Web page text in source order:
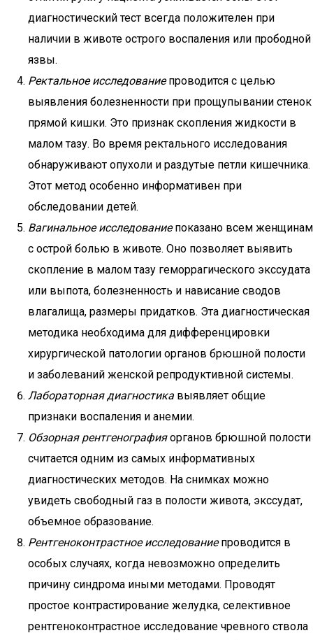
диагностический тест всегда положителен при
наличии в животе острого воспаления или прободной
язвы.
Ректальное исследованиепроводится с целью
выявления болезненности при прощупывании стенок
прямой кишки. Это признак скопления жидкости в
малом тазу. Во время ректального исследования
обнаруживают опухоли и раздутые петли кишечника.
Этот метод особенно информативен при
обследовании детей.
Вагинальное исследованиепоказано всем женщинам
с острой болью в животе. Оно позволяет выявить
скопление в малом тазу геморрагического экссудата
или выпота, болезненность и нависание сводов
влагалища, размеры придатков. Эта диагностическая
методика необходима для дифференцировки
хирургической патологии органов брюшной полости
и заболеваний женской репродуктивной системы.
Лабораторная диагностика выявляет общие
признаки воспаления и анемии.
Обзорная рентгенографияорганов брюшной полости
считается одним из самых информативных
диагностических методов. На снимках можно
увидеть свободный газ в полости живота, экссудат,
объемное образование.
Рентгеноконтрастное исследованиепроводится в
особых случаях, когда невозможно определить
причину синдрома иными методами. Проводят
простое контрастирование желудка, селективное
рентгеноконтрастное исследование чревного ствола